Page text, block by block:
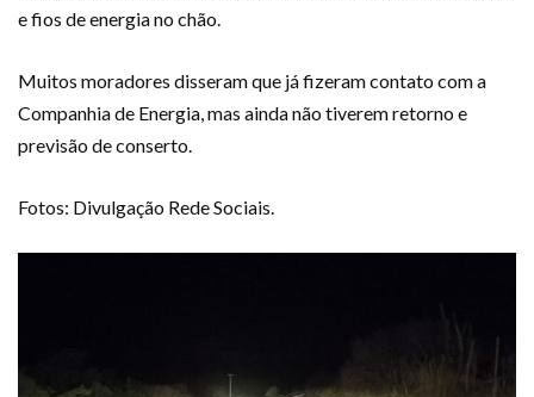
e fios de energia no chão.
Muitos moradores disseram que já fizeram contato com a
Companhia de Energia, mas ainda não tiverem retorno e
previsão de conserto.
Fotos: Divulgação Rede Sociais.